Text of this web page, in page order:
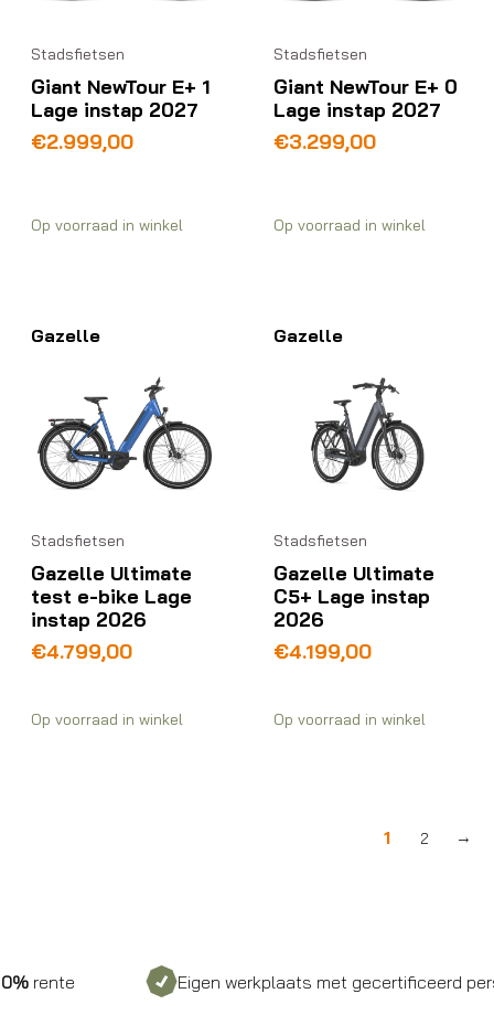
Stadsfietsen
Giant NewTour E+ 1
Lage instap 2027
€2.999,00
Op voorraad in winkel
Stadsfietsen
Giant NewTour E+ 0
Lage instap 2027
€3.299,00
Op voorraad in winkel
Gazelle
Stadsfietsen
Gazelle Ultimate
test e-bike Lage
instap 2026
€4.799,00
Op voorraad in winkel
Gazelle
Stadsfietsen
Gazelle Ultimate
C5+ Lage instap
2026
€4.199,00
Op voorraad in winkel
1 2 →
Eigen werkplaats met gecertificeerd personeel